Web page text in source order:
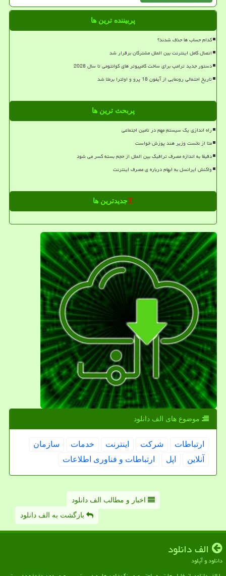
پربیننده ترین ها
کدام حساب ها حذف شدند؟
اتصال کامل اینترنت بین الملل مشترکان برقرار شد
دستور جدید ترامپ برای ساخت کامپیوتر های کوانتومی تا سال 2028
تاریخ احتمالی رونمایی از آیفون 18 پرو و اولترا برملا شد
پربحث ترین ها
راه اندازی یک سیستم مهم در تامین اجتماعی
متا از نخست وزیر هند پوزش خواست
دقیقا به اندازه مصرف ترافیک بین الملل از حجم بسته کسر می شود
واکنش ایرانسل به ابهام درباره ی مصرف اینترنت
جدیدترین ها
موضوع های الف دانلود
ارتباطات شركت اینترنت خدمات
سازمان
آنلاین
اپل ارتباطات و فناوری اطلاعات
اخبار و مطالب الف دانلود
بازگشت به الف دانلود
الف دانلود
دانلود و آپلود